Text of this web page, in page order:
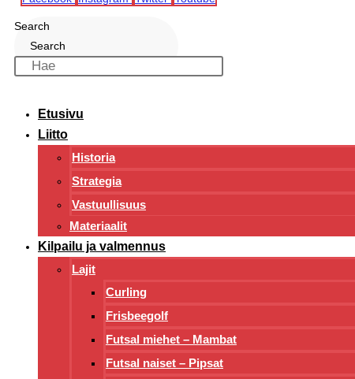
Search
Search
Etusivu
Liitto
Historia
Strategia
Vastuullisuus
Materiaalit
Kilpailu ja valmennus
Lajit
Curling
Frisbeegolf
Futsal miehet – Mambat
Futsal naiset – Pipsat